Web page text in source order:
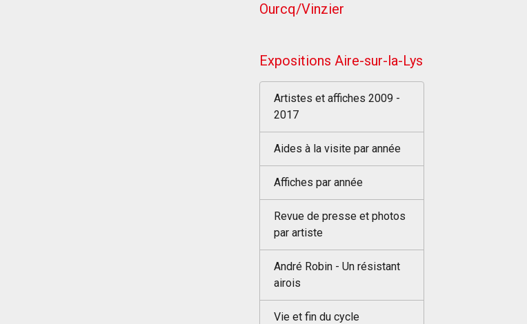
Ourcq/Vinzier
Expositions Aire-sur-la-Lys
Artistes et affiches 2009 -
2017
Aides à la visite par année
Affiches par année
Revue de presse et photos
par artiste
André Robin - Un résistant
airois
Vie et fin du cycle